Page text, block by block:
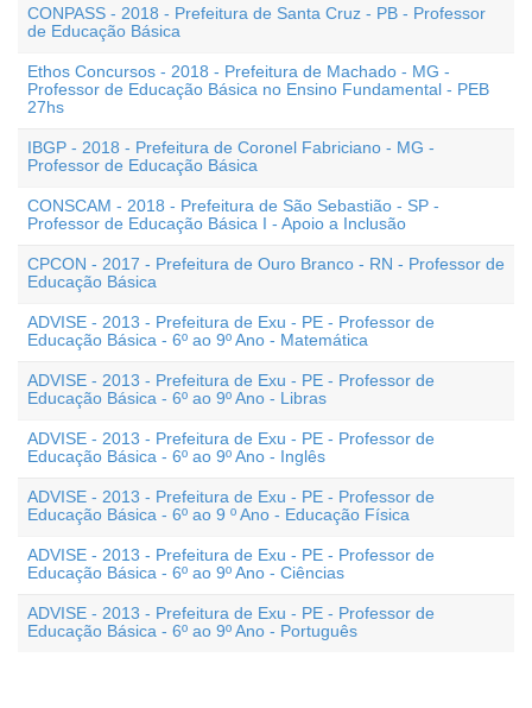
CONPASS - 2018 - Prefeitura de Santa Cruz - PB - Professor
de Educação Básica
Ethos Concursos - 2018 - Prefeitura de Machado - MG -
Professor de Educação Básica no Ensino Fundamental - PEB
27hs
IBGP - 2018 - Prefeitura de Coronel Fabriciano - MG -
Professor de Educação Básica
CONSCAM - 2018 - Prefeitura de São Sebastião - SP -
Professor de Educação Básica I - Apoio a Inclusão
CPCON - 2017 - Prefeitura de Ouro Branco - RN - Professor de
Educação Básica
ADVISE - 2013 - Prefeitura de Exu - PE - Professor de
Educação Básica - 6º ao 9º Ano - Matemática
ADVISE - 2013 - Prefeitura de Exu - PE - Professor de
Educação Básica - 6º ao 9º Ano - Libras
ADVISE - 2013 - Prefeitura de Exu - PE - Professor de
Educação Básica - 6º ao 9º Ano - Inglês
ADVISE - 2013 - Prefeitura de Exu - PE - Professor de
Educação Básica - 6º ao 9 º Ano - Educação Física
ADVISE - 2013 - Prefeitura de Exu - PE - Professor de
Educação Básica - 6º ao 9º Ano - Ciências
ADVISE - 2013 - Prefeitura de Exu - PE - Professor de
Educação Básica - 6º ao 9º Ano - Português